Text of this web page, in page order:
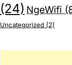
(24) NgeWifi
Uncategorized (2)